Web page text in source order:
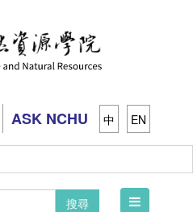
ASK NCHU 中 EN
搜尋
Toggle